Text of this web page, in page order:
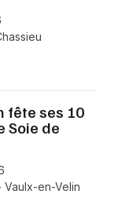
fête ses 10
Soie de
Vaulx-en-Velin